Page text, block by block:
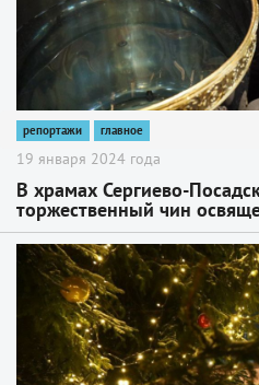
репортажи главное
19 января 2024 года
В храмах Сергиево-
торжественный чин
праздника Крещения